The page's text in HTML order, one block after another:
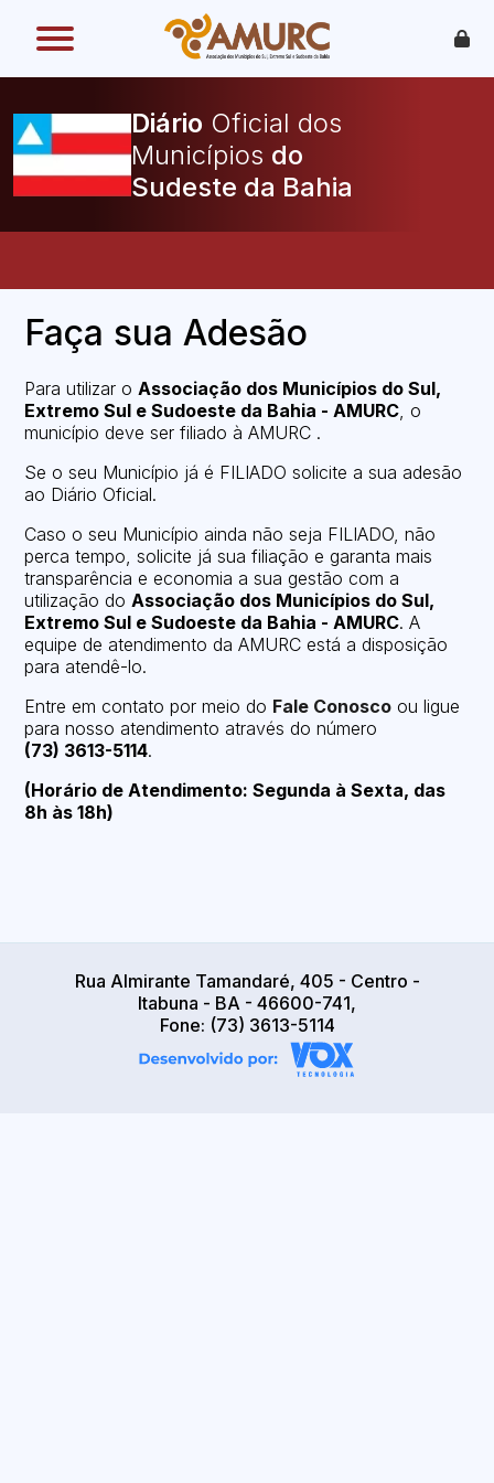
Diário Oficial dos
Municípios
Legislação
O Que Pode Ser Publicado
Faça sua Adesão
Faça sua Adesão
Para utilizar oAssociação dos Municípios do Sul,
Extremo Sul e Sudoeste da Bahia - AMURC, o
município deve ser filiado à AMURC .
Se o seu Município já é FILIADO solicite a sua adesão
ao Diário Oficial.
Caso o seu Município ainda não seja FILIADO, não
perca tempo, solicite já sua filiação e garanta mais
transparência e economia a sua gestão com a
utilização doAssociação dos Municípios do Sul,
Extremo Sul e Sudoeste da Bahia - AMURC. A
equipe de atendimento da AMURC está a disposição
para atendê-lo.
Entre em contato por meio do Fale Conosco ou ligue
para nosso atendimento através do número
(73) 3613-5114.
(Horário de Atendimento: Segunda à Sexta, das
8h às 18h)
Rua Almirante Tamandaré, 405 - Centro -
Itabuna - BA - 46600-741,
Fone: (73) 3613-5114